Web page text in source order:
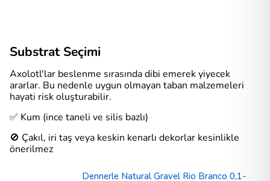
Substrat Seçimi
Axolotl'lar beslenme sırasında dibi emerek yiyecek
ararlar. Bu nedenle uygun olmayan taban malzemeleri
hayati risk oluşturabilir.
✅ Kum (ince taneli ve silis bazlı)
🚫 Çakıl, iri taş veya keskin kenarlı dekorlar kesinlikle
önerilmez
Dennerle Natural Gravel Rio Branco 0,1-